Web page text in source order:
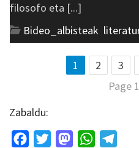
filosofo eta [...]
Bideo_albisteak
1 2 3
Page
Zabaldu:
FacebookTwitterMastodonWhatsApp